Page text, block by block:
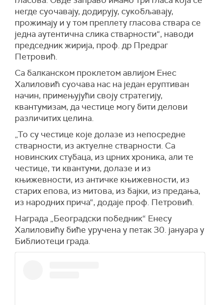
негде суочавају, додирују, сукобљавају,
прожимају и у том преплету гласова ствара се
једна аутентична слика стварности“, наводи
председник жирија, проф. др Предраг
Петровић.
Са балканском проклетом авлијом Енес
Халиловић суочава нас на један еруптиван
начин, примењујући своју стратегију,
квантумизам, да честице могу бити делови
различитих целина.
„То су честице које долазе из непосредне
стварности, из актуелне стварности. Са
новинских стубаца, из црних хроника, али те
честице, ти квантуми, долазе и из
књижевности, из античке књижевности, из
старих епова, из митова, из бајки, из предања,
из народних прича“, додаје проф. Петровић.
Награда „Београдски победник“ Енесу
Халиловићу биће уручена у петак 30. јануара у
Библиотеци града.